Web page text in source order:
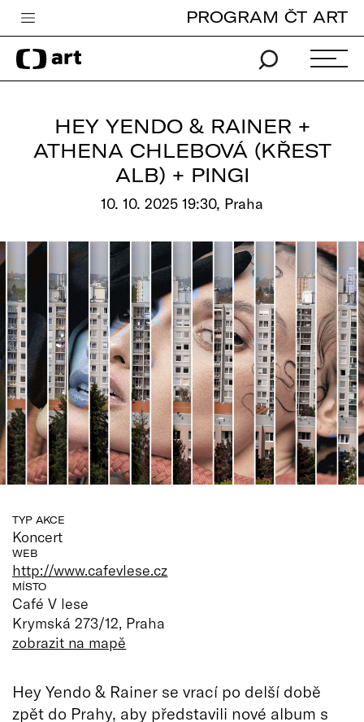
Česká televize
Zpravodajství
iVysílání
edu
Vše o ČT
PROGRAM ČT ART
HEY YENDO & RAINER +
ATHENA CHLEBOVÁ (KŘEST
ALB) + PINGI
10. 10. 2025 19:30, Praha
TYP AKCE
Koncert
WEB
http://www.cafevlese.cz
MÍSTO
Café V lese
Krymská 273/12, Praha
zobrazit na mapě
Hey Yendo & Rainer se vrací po delší době
zpět do Prahy, aby představili nové album s